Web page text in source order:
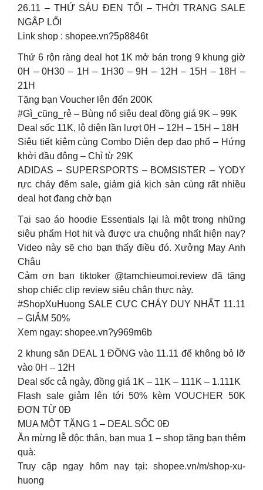
26.11 – THỨ SÁU ĐEN TỐI – THỜI TRANG SALE
NGẬP LỐI
Link shop : shopee.vn?5p8846t
Thứ 6 rộn ràng deal hot 1K mở bán trong 9 khung giờ
0H – 0H30 – 1H – 1H30 – 9H – 12H – 15H – 18H –
21H
Tặng bạn Voucher lên đến 200K
#Gì_cũng_rẻ – Bùng nổ siêu deal đồng giá 9K – 99K
Deal sốc 11K, lộ diện lần lượt 0H – 12H – 15H – 18H
Siêu tiết kiệm cùng Combo Diện đẹp dạo phố – Hứng
khởi đầu đông – Chỉ từ 29K
ADIDAS – SUPERSPORTS – BOMSISTER – YODY
rực cháy đêm sale, giảm giá kịch sàn cùng rất nhiều
deal hot đang chờ bạn
Tại sao áo hoodie Essentials lại là một trong những
siêu phẩm Hot hit và được ưa chuộng nhất hiện nay?
Video này sẽ cho bạn thấy điều đó. Xưởng May Anh
Châu
Cảm ơn bạn tiktoker @tamchieumoi.review đã tặng
shop chiếc clip review siêu chân thực này.
#ShopXuHuong SALE CỰC CHÁY DUY NHẤT 11.11
– GIẢM 50%
Xem ngay: shopee.vn?y969m6b
2 khung săn DEAL 1 ĐỒNG vào 11.11 để không bỏ lỡ
vào 0H – 12H
Deal sốc cả ngày, đồng giá 1K – 11K – 111K – 1.111K
Flash sale giảm lên tới 50% kèm VOUCHER 50K
ĐƠN TỪ 0Đ
MUA MỘT TẶNG 1 – DEAL SỐC 0Đ
Ăn mừng lễ độc thân, bạn mua 1 – shop tặng bạn thêm
quà:
Truy cập ngay hôm nay tại: shopee.vn/m/shop-xu-
huong